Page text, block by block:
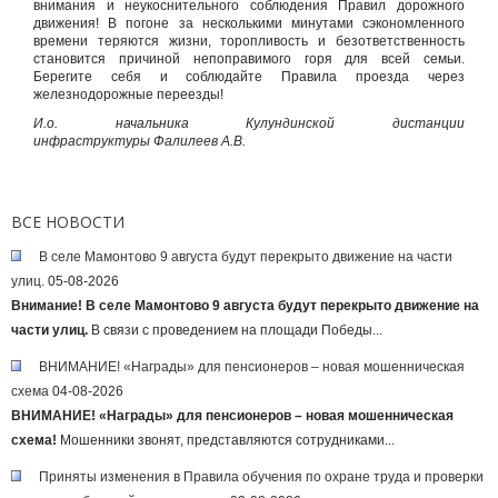
внимания и неукоснительного соблюдения Правил дорожного
движения! В погоне за несколькими минутами сэкономленного
времени теряются жизни, торопливость и безответственность
становится причиной непоправимого горя для всей семьи.
Берегите себя и соблюдайте Правила проезда через
железнодорожные переезды!
И.о. начальника Кулундинской дистанции
инфраструктуры Фалилеев А.В.
ВСЕ НОВОСТИ
В селе Мамонтово 9 августа будут перекрыто движение на части
улиц. 05-08-2026
Внимание! В селе Мамонтово 9 августа будут перекрыто движение на
части улиц. В связи с проведением на площади Победы...
ВНИМАНИЕ! «Награды» для пенсионеров – новая мошенническая
схема 04-08-2026
ВНИМАНИЕ! «Награды» для пенсионеров – новая мошенническая
схема! Мошенники звонят, представляются сотрудниками...
Приняты изменения в Правила обучения по охране труда и проверки